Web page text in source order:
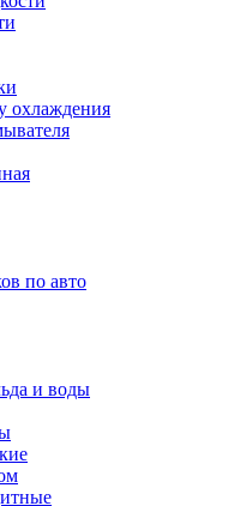
охлаждения
по авто
и воды